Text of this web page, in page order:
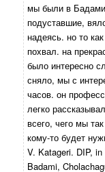
мы были в
подуставшие,
надеясь. но то
похвал. на
было интересно
сняло, мы с
часов. он
легко
всего, чего мы
кому-то будет
V. Katageri. DIP,
Badami,